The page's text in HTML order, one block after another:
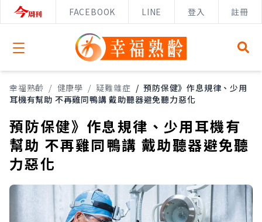
FACEBOOK LINE 登入 註冊
Open menu
幸福熟齡 / 健康學 / 疑難雜症 / 預防保健》作息規律、少用
耳機有幫助 不再雞同鴨講 戴助聽器避免聽力惡化
預防保健》作息規律、少用耳機有
幫助 不再雞同鴨講 戴助聽器避免聽
力惡化